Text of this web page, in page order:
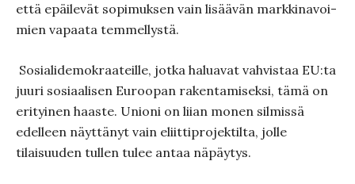
että epäilevät sopimuksen vain lisää­vän markkinavoi­
mien vapaata tem­mellystä.
Sosialidemokraateille, jotka haluavat vahvistaa EU:ta
juuri sosiaalisen Euroopan rakentamiseksi, tämä on
erityinen haaste. Unioni on liian monen silmissä
edelleen näyttänyt vain eliitti­projektilta, jolle
tilaisuuden tullen tulee antaa näpäy­tys.